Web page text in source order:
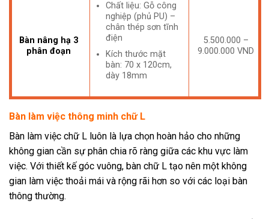
Bàn nâng hạ 3
phân đoạn
Chất liệu: Gỗ công
nghiệp (phủ PU) –
chân thép sơn tĩnh
điện
Kích thước mặt
bàn: 70 x 120cm,
dày 18mm
5.500.000 –
9.000.000 VND
Bàn làm việc thông minh chữ L
Bàn làm việc chữ L luôn là lựa chọn hoàn hảo cho những
không gian cần sự phân chia rõ ràng giữa các khu vực làm
việc. Với thiết kế góc vuông, bàn chữ L tạo nên một không
gian làm việc thoải mái và rộng rãi hơn so với các loại bàn
thông thường.